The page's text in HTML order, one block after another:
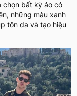
chọn bất kỳ áo có
những màu xanh
tôn da và tạo hiệu